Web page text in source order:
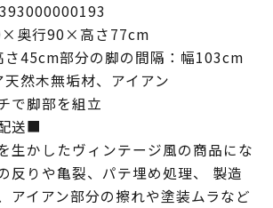
奥行90×高さ77cm
さ45cm部分の脚の間隔：幅103cm
然木無垢材、アイアン
で脚部を組立
送■
生かしたヴィンテージ風の商品にな
反りや亀裂、パテ埋め処理、 製造
アイアン部分の擦れや塗装ムラなど